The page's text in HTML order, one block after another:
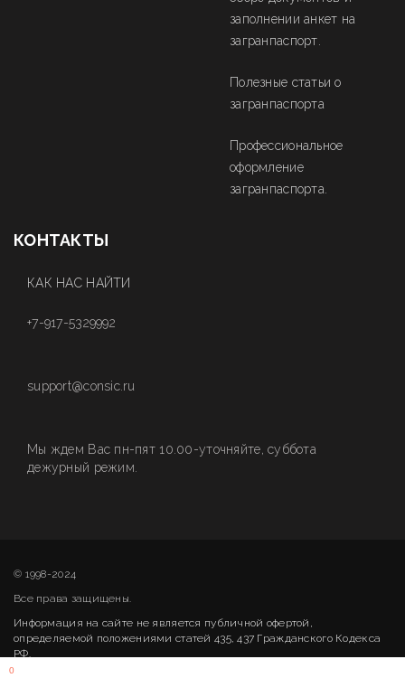
0
заполнении анкет на
загранпаспорт.
Полезные статьи о
загранпаспорта
Профессиональное
оформление
загранпаспорта.
КОНТАКТЫ
КАК НАС НАЙТИ
+7-917-5329992
support@consic.ru
Мы ждем Вас пн-пят 10.00-уточняйте, суббота
дежурный режим.
© 1998-2024
Все права защищены.
Информация на сайте не является публичной офертой,
определяемой положениями статей 435, 437 Гражданского Кодекса
РФ.